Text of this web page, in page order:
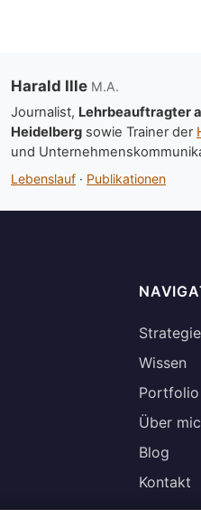
Harald Ille M.A.
Journalist, Lehrbeauftragter
Heidelberg sowie Trainer der
und
Lebenslauf · Publikationen
Strategie
Wissen
Portfolio
Über
Blog
Kontakt